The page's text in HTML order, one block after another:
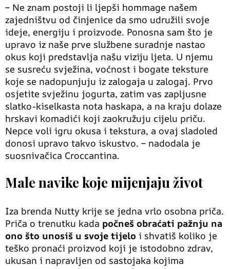
– Ne znam postoji li ljepši hommage našem
zajedništvu od činjenice da smo udružili svoje
ideje, energiju i proizvode. Ponosna sam što je
upravo iz naše prve službene suradnje nastao
okus koji predstavlja našu viziju ljeta. U njemu
se susreću svježina, voćnost i bogate teksture
koje se nadopunjuju iz zalogaja u zalogaj. Prvo
osjetite svježinu jogurta, zatim vas zapljusne
slatko-kiselkasta nota haskapa, a na kraju dolaze
hrskavi komadići koji zaokružuju cijelu priču.
Nepce voli igru okusa i tekstura, a ovaj sladoled
donosi upravo takvo iskustvo. – nadodala je
suosnivačica Croccantina.
Male navike koje mijenjaju život
Iza brenda Nutty krije se jedna vrlo osobna priča.
Priča o trenutku kada počneš obraćati pažnju na
ono što unosiš u svoje tijelo i shvatiš koliko je
teško pronaći proizvod koji je istodobno zdrav,
ukusan i napravljen od sastojaka kojima